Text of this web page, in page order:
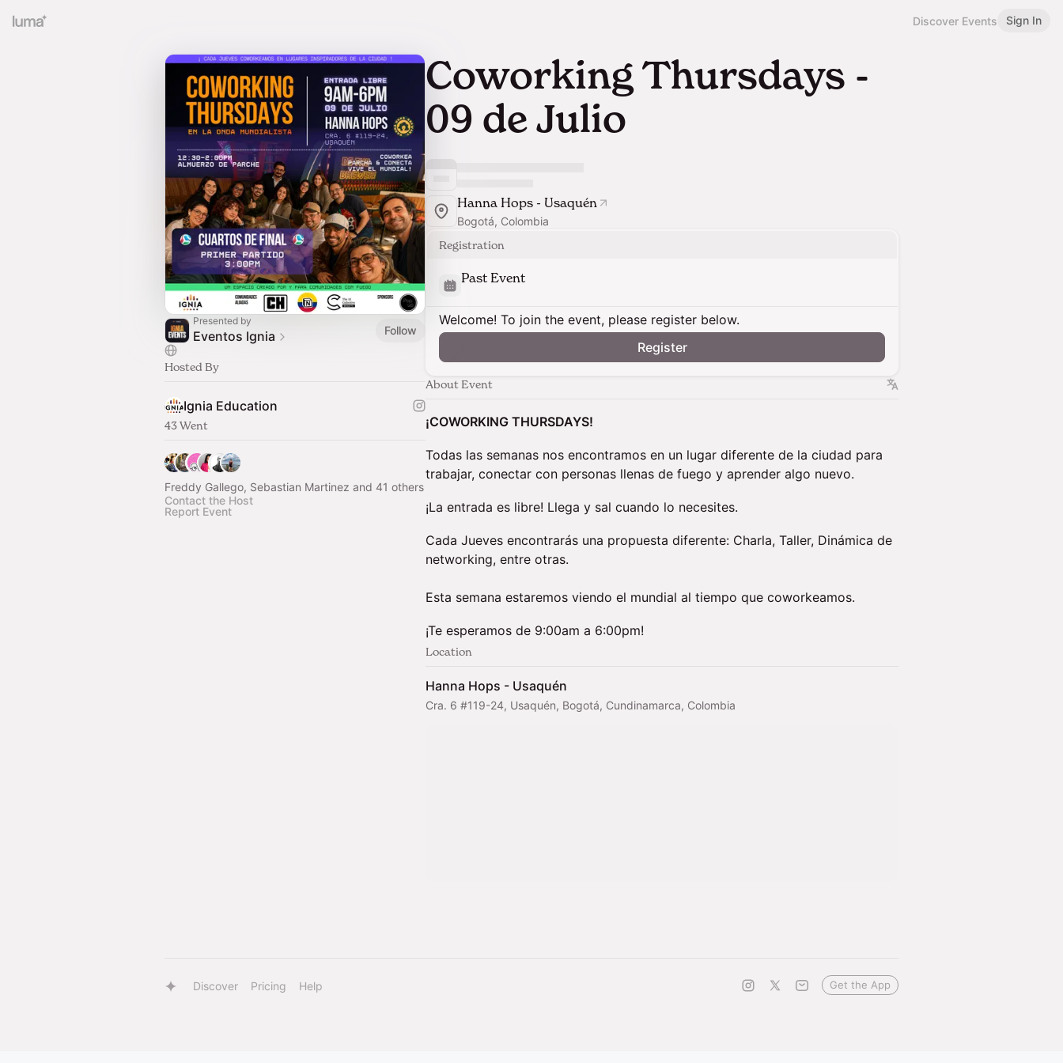
Discover Events Sign In
Presented by
Eventos Ignia Follow
Hosted By
Ignia Education
43 Went
Freddy Gallego, Sebastian Martinez and 41 others
Contact the Host
Report Event
Coworking Thursdays -
09 de Julio
Hanna Hops - Usaquén
Bogotá, Colombia
Registration
Past Event
Welcome! To join the event, please register below.
Register
About Event
¡COWORKING THURSDAYS!
Todas las semanas nos encontramos en un lugar diferente de la ciudad para
trabajar, conectar con personas llenas de fuego y aprender algo nuevo.
¡La entrada es libre! Llega y sal cuando lo necesites.
Cada Jueves encontrarás una propuesta diferente: Charla, Taller, Dinámica de
networking, entre otras.
Esta semana estaremos viendo el mundial al tiempo que coworkeamos.
¡Te esperamos de 9:00am a 6:00pm!
Location
Hanna Hops - Usaquén
Cra. 6 #119-24, Usaquén, Bogotá, Cundinamarca, Colombia
Discover Pricing Help Get the App